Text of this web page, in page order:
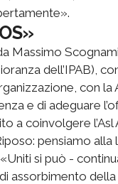
Massimo
dell’IPAB),
con la
e di adeguare
a coinvolgere
pensiamo alla
si può -
assorbimento